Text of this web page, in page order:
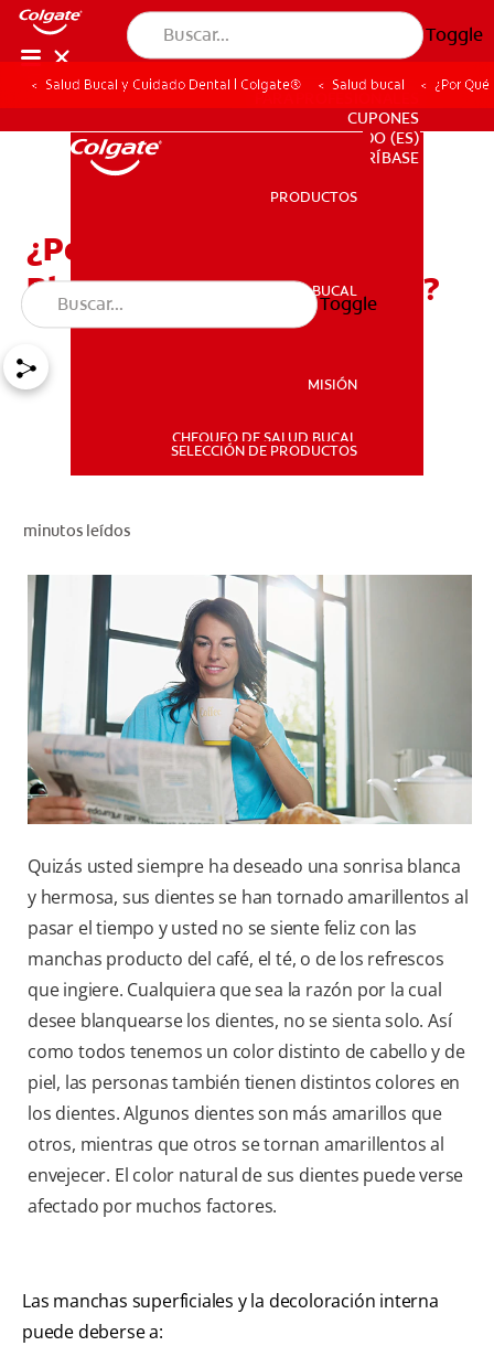
Toggle
SALUD BUCAL
PARA PROFESIONALES
SUSCRÍBASE
PARA PROFESIONALES
CUPONES
DO (ES)
SUSCRÍBASE
PRODUCTOS
SALUD BUCAL
MISIÓN
CHEQUEO DE SALUD BUCAL
SELECCIÓN DE PRODUCTOS
Toggle
Salud Bucal y Cuidado Dental | Colgate® Salud bucal ¿Por
¿Por Qué Debo
Blanquearme Los Dientes?
minutos leídos
Quizás usted siempre ha deseado una sonrisa blanca
y hermosa, sus dientes se han tornado amarillentos al
pasar el tiempo y usted no se siente feliz con las
manchas producto del café, el té, o de los refrescos
que ingiere. Cualquiera que sea la razón por la cual
desee blanquearse los dientes, no se sienta solo. Así
como todos tenemos un color distinto de cabello y de
piel, las personas también tienen distintos colores en
los dientes. Algunos dientes son más amarillos que
otros, mientras que otros se tornan amarillentos al
envejecer. El color natural de sus dientes puede verse
afectado por muchos factores.
Las manchas superficiales y la decoloración interna
puede deberse a: